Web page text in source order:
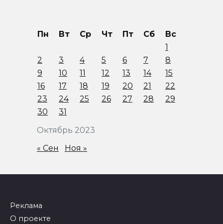
Октябрь 2023
Пн Вт Ср Чт Пт Сб
Вс
1
2
3 4 5 6 7
8
9
10 11 12 13 14
15
16
17 18 19 20 21
22
23
24 25 26 27 28
29
30
31
« Сен Ноя »
Реклама
О проекте